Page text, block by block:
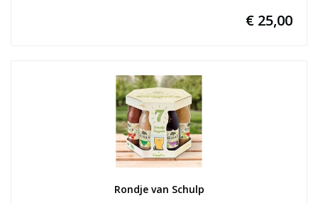
€ 25,00
Rondje van Schulp